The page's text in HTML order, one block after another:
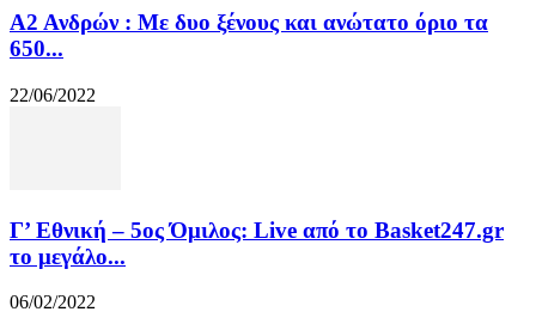
Α2 Ανδρών : Με δυο ξένους και ανώτατο όριο τα
650...
22/06/2022
Γ’ Εθνική – 5ος Όμιλος: Live από το Basket247.gr
το μεγάλο...
06/02/2022